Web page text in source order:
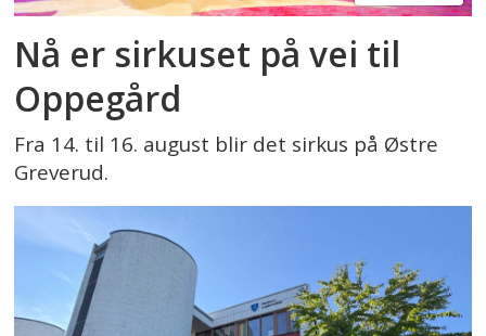
Nå er sirkuset på vei til
Oppegård
Fra 14. til 16. august blir det sirkus på Østre
Greverud.